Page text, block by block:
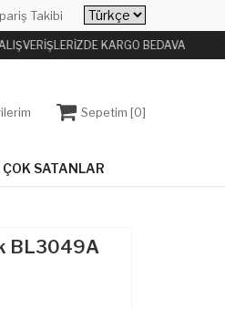
Takibi
KARGO BEDAVA
Sepetim [0]
ÇOK SATANLAR
BL3049A